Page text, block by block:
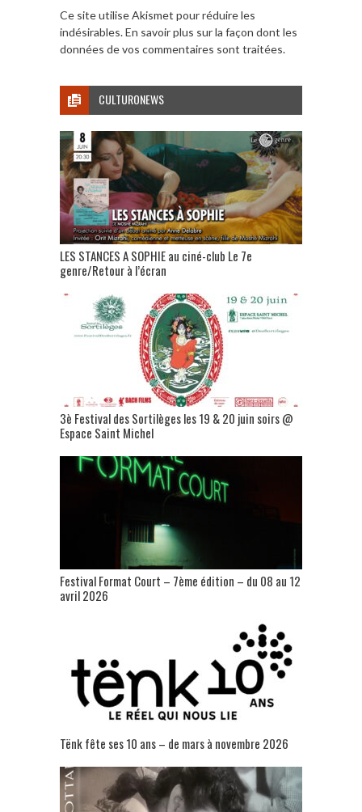
Ce site utilise Akismet pour réduire les
indésirables.En savoir plus sur la façon dont les
données de vos commentaires sont traitées.
CULTURONEWS
LES STANCES A SOPHIE au ciné-club Le 7e
genre/Retour à l’écran
3è Festival des Sortilèges les 19 & 20 juin soirs @
Espace Saint Michel
Festival Format Court – 7ème édition – du 08 au 12
avril 2026
Tënk fête ses 10 ans – de mars à novembre 2026